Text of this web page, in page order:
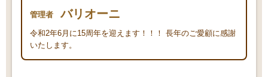
管理者 バリオーニ
令和2年6月に15周年を迎えます！！！ 長年のご愛顧に感謝
いたします。